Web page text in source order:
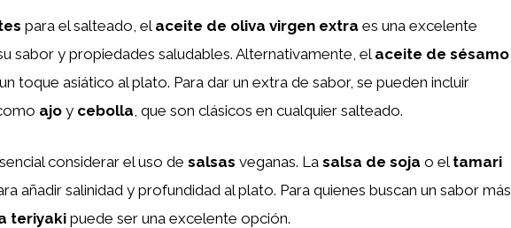
para el salteado, el aceite de oliva virgen extra es una excelente
sabor y propiedades saludables. Alternativamente, el aceite de sésamo
toque asiático al plato. Para dar un extra de sabor, se pueden incluir
ajo y cebolla, que son clásicos en cualquier salteado.
considerar el uso de salsas veganas. La salsa de soja o el tamari
añadir salinidad y profundidad al plato. Para quienes buscan un sabor más
teriyakipuede ser una excelente opción.